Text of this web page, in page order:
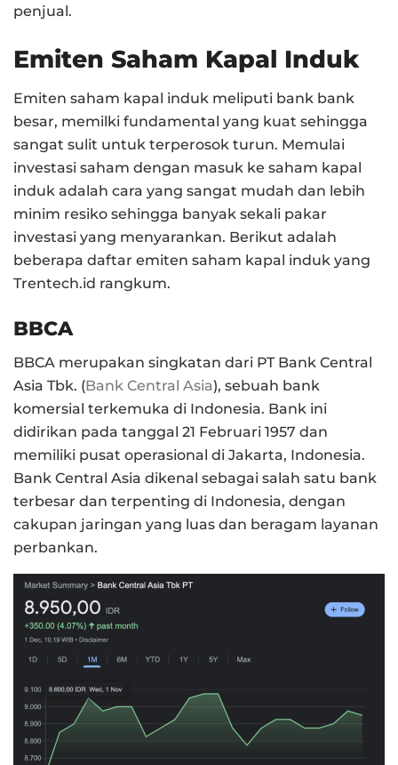
penjual.
Emiten Saham Kapal Induk
Emiten saham kapal induk meliputi bank bank
besar, memilki fundamental yang kuat sehingga
sangat sulit untuk terperosok turun. Memulai
investasi saham dengan masuk ke saham kapal
induk adalah cara yang sangat mudah dan lebih
minim resiko sehingga banyak sekali pakar
investasi yang menyarankan. Berikut adalah
beberapa daftar emiten saham kapal induk yang
Trentech.id rangkum.
BBCA
BBCA merupakan singkatan dari PT Bank Central
Asia Tbk. (Bank Central Asia), sebuah bank
komersial terkemuka di Indonesia. Bank ini
didirikan pada tanggal 21 Februari 1957 dan
memiliki pusat operasional di Jakarta, Indonesia.
Bank Central Asia dikenal sebagai salah satu bank
terbesar dan terpenting di Indonesia, dengan
cakupan jaringan yang luas dan beragam layanan
perbankan.